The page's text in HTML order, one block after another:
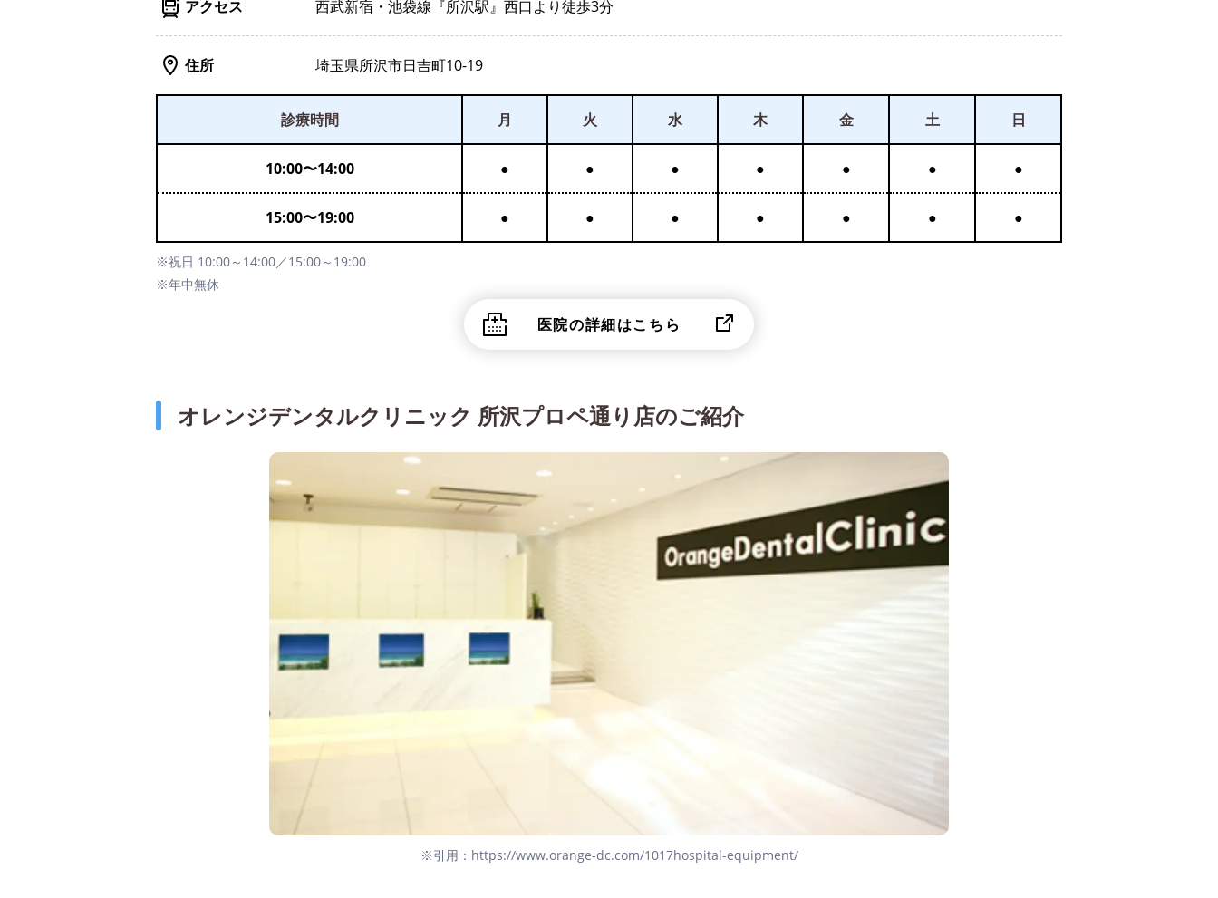
アクセス 西武新宿・池袋線『所沢駅』西口より徒歩3分
住所 埼玉県所沢市日吉町10-19
診療時間 月 火 水 木 金 土 日
10:00〜14:00 ● ● ● ● ● ● ●
15:00〜19:00 ● ● ● ● ● ● ●
※祝日 10:00～14:00／15:00～19:00
※年中無休
医院の詳細はこちら
オレンジデンタルクリニック 所沢プロペ通り店のご紹介
※引用：https://www.orange-dc.com/1017hospital-equipment/